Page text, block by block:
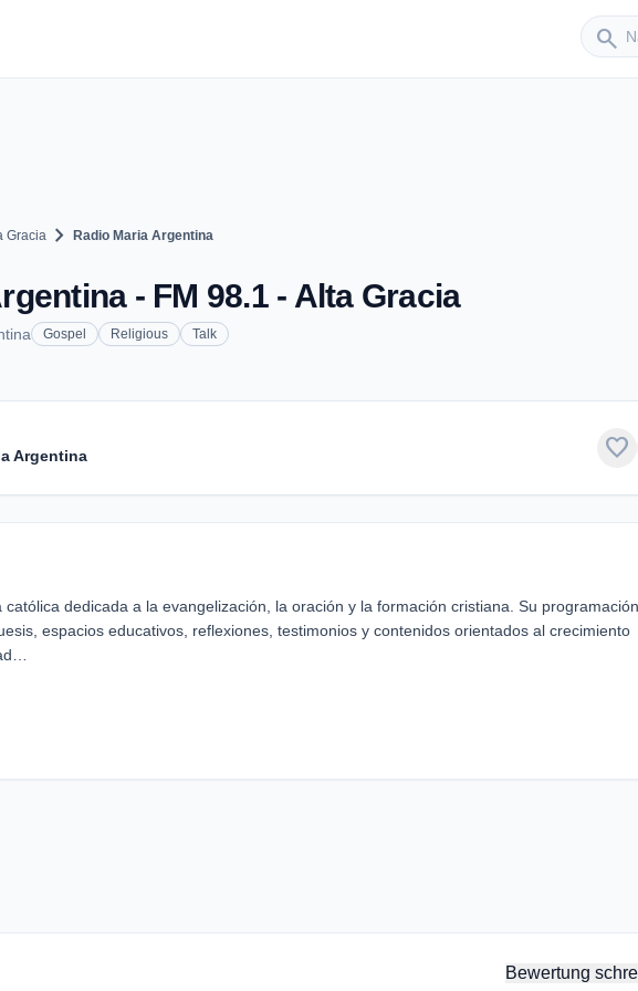
search
Sender
Gracia chevron_right Radio Maria Argentina
- FM 98.1 - Alta Gracia
Gospel Religious Talk
Argentina favorite
dedicada a la evangelización, la oración y la formación cristiana. Su programación
espacios educativos, reflexiones, testimonios y contenidos orientados al crecimiento
Bewertung